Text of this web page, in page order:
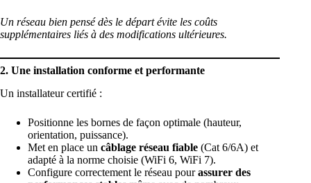
Un réseau bien pensé dès le départ évite les coûts
supplémentaires liés à des modifications ultérieures.
2. Une installation conforme et performante
Un installateur certifié :
Positionne les bornes de façon optimale (hauteur,
orientation, puissance).
Met en place un câblage réseau fiable (Cat 6/6A) et
adapté à la norme choisie (WiFi 6, WiFi 7).
Configure correctement le réseau pourassurer des